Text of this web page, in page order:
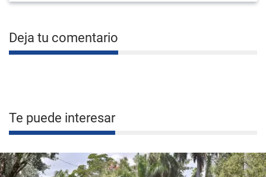
Deja tu comentario
Te puede interesar